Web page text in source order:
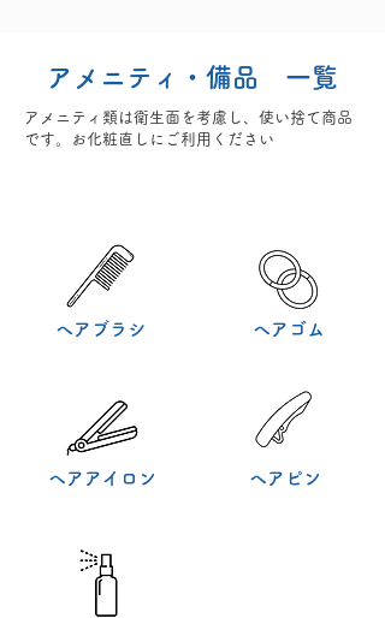
​アメニティ​・備品 一覧
​アメニティ類は衛生面を考慮し、使い捨て商品
です。お化粧直しにご利用ください
​ヘアブラシ ​ヘアゴム
​ヘアアイロン ​ヘアピン